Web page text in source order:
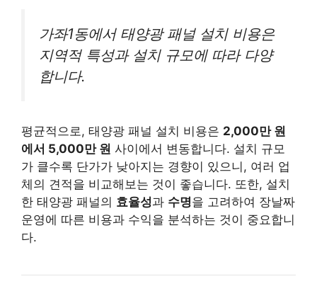
가좌1동에서 태양광 패널 설치 비용은
지역적 특성과 설치 규모에 따라 다양
합니다.
평균적으로, 태양광 패널 설치 비용은 2,000만 원
에서 5,000만 원 사이에서 변동합니다. 설치 규모
가 클수록 단가가 낮아지는 경향이 있으니, 여러 업
체의 견적을 비교해보는 것이 좋습니다. 또한, 설치
한 태양광 패널의 효율성과 수명을 고려하여 장날짜
운영에 따른 비용과 수익을 분석하는 것이 중요합니
다.